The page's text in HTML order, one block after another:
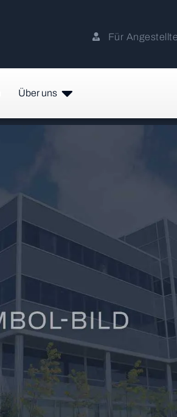
Für
Über uns